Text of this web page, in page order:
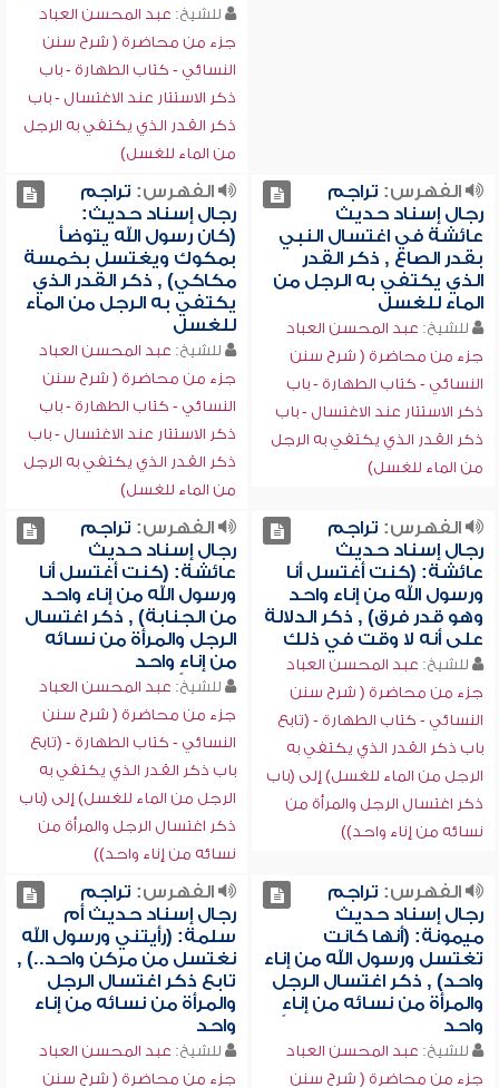
للشيخ: عبد المحسن العباد
جزء من محاضرة ( شرح سنن
النسائي - كتاب الطهارة - باب
ذكر الاستتار عند الاغتسال - باب
ذكر القدر الذي يكتفي به الرجل
من الماء للغسل)
الفهرس: تراجم
رجال إسناد حديث
عائشة في اغتسال النبي
بقدر الصاع , ذكر القدر
الذي يكتفي به الرجل من
الماء للغسل
للشيخ: عبد المحسن العباد
جزء من محاضرة ( شرح سنن
النسائي - كتاب الطهارة - باب
ذكر الاستتار عند الاغتسال - باب
ذكر القدر الذي يكتفي به الرجل
من الماء للغسل)
الفهرس: تراجم
رجال إسناد حديث:
(كان رسول الله يتوضأ
بمكوك ويغتسل بخمسة
مكاكي) , ذكر القدر الذي
يكتفي به الرجل من الماء
للغسل
للشيخ: عبد المحسن العباد
جزء من محاضرة ( شرح سنن
النسائي - كتاب الطهارة - باب
ذكر الاستتار عند الاغتسال - باب
ذكر القدر الذي يكتفي به الرجل
من الماء للغسل)
الفهرس: تراجم
رجال إسناد حديث
عائشة: (كنت أغتسل أنا
ورسول الله من إناء واحد
وهو قدر فرق) , ذكر الدلالة
على أنه لا وقت في ذلك
للشيخ: عبد المحسن العباد
جزء من محاضرة ( شرح سنن
النسائي - كتاب الطهارة - (تابع
باب ذكر القدر الذي يكتفي به
الرجل من الماء للغسل) إلى (باب
ذكر اغتسال الرجل والمرأة من
نسائه من إناء واحد))
الفهرس: تراجم
رجال إسناد حديث
عائشة: (كنت أغتسل أنا
ورسول الله من إناء واحد
من الجنابة) , ذكر اغتسال
الرجل والمرأة من نسائه
من إناءٍ واحد
للشيخ: عبد المحسن العباد
جزء من محاضرة ( شرح سنن
النسائي - كتاب الطهارة - (تابع
باب ذكر القدر الذي يكتفي به
الرجل من الماء للغسل) إلى (باب
ذكر اغتسال الرجل والمرأة من
نسائه من إناء واحد))
الفهرس: تراجم
رجال إسناد حديث
ميمونة: (أنها كانت
تغتسل ورسول الله من إناء
واحد) , ذكر اغتسال الرجل
والمرأة من نسائه من إناءٍ
واحد
للشيخ: عبد المحسن العباد
جزء من محاضرة ( شرح سنن
الفهرس: تراجم
رجال إسناد حديث أم
سلمة: (رأيتني ورسول الله
نغتسل من مركن واحد..) ,
تابع ذكر اغتسال الرجل
والمرأة من نسائه من إناء
واحد
للشيخ: عبد المحسن العباد
جزء من محاضرة ( شرح سنن